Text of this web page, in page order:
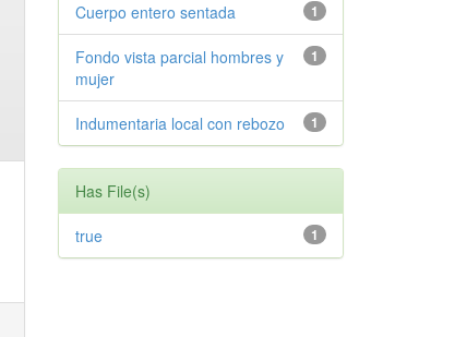
1
Cuerpo entero sentada
1
Fondo vista parcial hombres y
mujer
1
Indumentaria local con rebozo
Has File(s)
1
true